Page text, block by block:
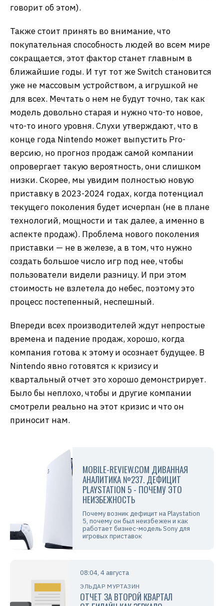
говорит об этом).
Также стоит принять во внимание, что
покупательная способность людей во всем мире
сокращается, этот фактор станет главным в
ближайшие годы. И тут тот же Switch становится
уже не массовым устройством, а игрушкой не
для всех. Мечтать о нем не будут точно, так как
модель довольно старая и нужно что-то новое,
что-то иного уровня. Слухи утверждают, что в
конце года Nintendo может выпустить Pro-
версию, но прогноз продаж самой компании
опровергает такую вероятность, они слишком
низки. Скорее, мы увидим полностью новую
приставку в 2023-2024 годах, когда потенциал
текущего поколения будет исчерпан (не в плане
технологий, мощности и так далее, а именно в
аспекте продаж). Проблема нового поколения
приставки — не в железе, а в том, что нужно
создать большое число игр под нее, чтобы
пользователи видели разницу. И при этом
стоимость не взлетела до небес, поэтому это
процесс постепенный, неспешный.
Впереди всех производителей ждут непростые
времена и падение продаж, хорошо, когда
компания готова к этому и осознает будущее. В
Nintendo явно готовятся к кризису и
квартальный отчет это хорошо демонстрирует.
Было бы неплохо, чтобы и другие компании
смотрели реально на этот кризис и что он
приносит нам.
MOBILE-REVIEW.COM ДИВАННАЯ
АНАЛИТИКА №237. ДЕФИЦИТ
PLAYSTATION 5 - ПОЧЕМУ ЭТО
НЕИЗБЕЖНОСТЬ
Почему возник дефицит на Playstation
5, почему он был неизбежен и как
работает бизнес-модель Sony для
игровых приставок
08:04, 4 августа
ЭЛЬДАР МУРТАЗИН
ОТЧЕТ ЗА ВТОРОЙ КВАРТАЛ